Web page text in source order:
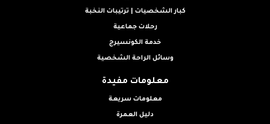
كبار الشخصيات | ترتيبات النخبة
رحلات جماعية
خدمة الكونسيرج
وسائل الراحة الشخصية
معلومات مفيدة
معلومات سريعة
دليل العمرة